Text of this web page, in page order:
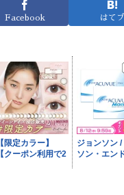
Facebook はてブ